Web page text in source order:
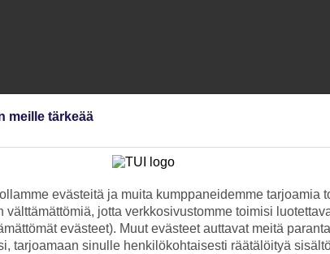
meille tärkeää
evästeitä ja muita kumppaneidemme tarjoamia
välttämättömiä, jotta verkkosivustomme toimisi
evästeet). Muut evästeet auttavat meitä
tarjoamaan sinulle henkilökohtaisesti räätälöityä